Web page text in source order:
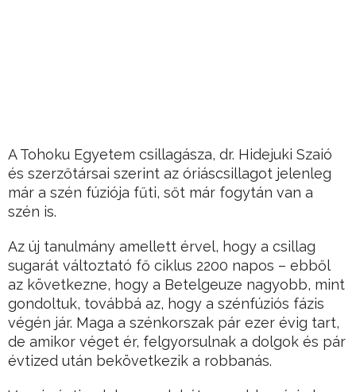
A Tohoku Egyetem csillagásza, dr. Hidejuki Szaió
és szerzőtársai szerint az óriáscsillagot jelenleg
már a szén fúziója fűti, sőt már fogytán van a
szén is.
Az új tanulmány amellett érvel, hogy a csillag
sugarát változtató fő ciklus 2200 napos – ebből
az következne, hogy a Betelgeuze nagyobb, mint
gondoltuk, továbbá az, hogy a szénfúziós fázis
végén jár. Maga a szénkorszak pár ezer évig tart,
de amikor véget ér, felgyorsulnak a dolgok és pár
évtized után bekövetkezik a robbanás.